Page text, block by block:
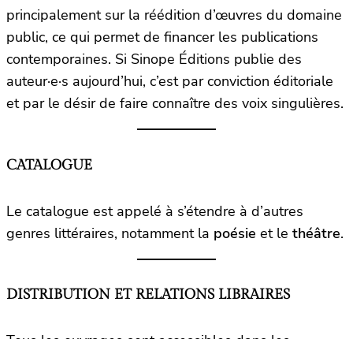
principalement sur la réédition d’œuvres du domaine
public, ce qui permet de financer les publications
contemporaines. Si Sinope Éditions publie des
auteur·e·s aujourd’hui, c’est par conviction éditoriale
et par le désir de faire connaître des voix singulières.
CATALOGUE
Le catalogue est appelé à s’étendre à d’autres
genres littéraires, notamment la poésie et le théâtre.
DISTRIBUTION ET RELATIONS LIBRAIRES